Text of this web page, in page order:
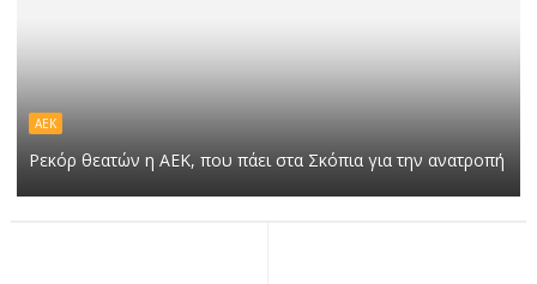
ΑΕΚ
Ρεκόρ θεατών η ΑΕΚ, που πάει στα Σκόπια για την ανατροπή